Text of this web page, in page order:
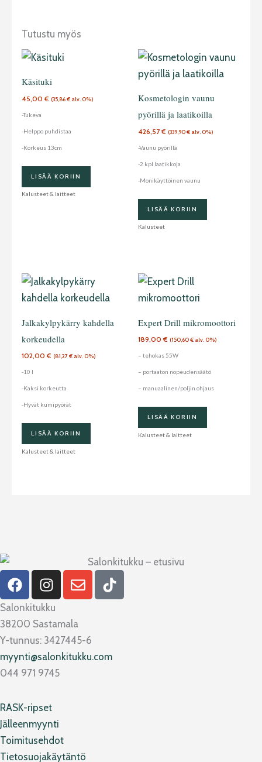
Tutustu myös
Käsituki
45,00€ (35,86€ alv. 0%)
-Tukeva
-Helppo puhdistaa
-Korkeus 13cm
LISÄÄ KORIIN
Kalusteet & laitteet
Kosmetologin vaunu
pyörillä ja laatikoilla
426,57€ (339,90€ alv. 0%)
-Vaunu pyörillä
-2 kpl laatikkoja
-Monikäyttöinen vaunu
LISÄÄ KORIIN
Kalusteet
Jalkakylpykärry kahdella
korkeudella
102,00€ (81,27€ alv. 0%)
-10 l
-Kaksi korkeutta
-Hyvät kumipyörät
LISÄÄ KORIIN
Kalusteet & laitteet
Expert Drill mikromoottori
189,00€ (150,60€ alv. 0%)
– tehokas 55W
– portaaton nopeudensäätö
– manuaalinen/poljin ohjaus
LISÄÄ KORIIN
Kalusteet & laitteet
F
a
c
e
b
o
o
k
I
n
s
t
a
g
r
a
E
n
e
l
o
p
T
i
Salonkitukku
38200 Sastamala
Y-tunnus: 3427445-6
myynti@salonkitukku.com
044 971 9745
RASK-ripset
Jälleenmyynti
Toimitusehdot
Tietosuojakäytäntö